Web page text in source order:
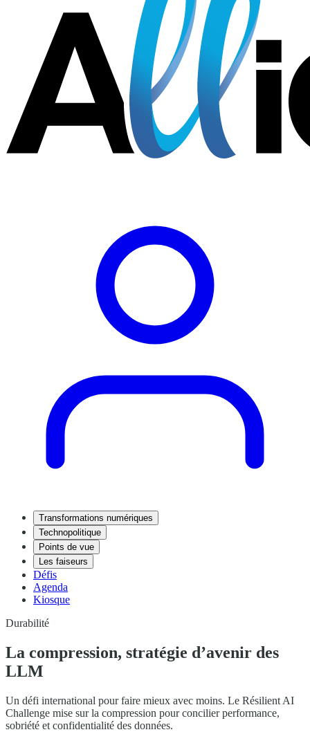
Transformations numériques
Technopolitique
Points de vue
Les faiseurs
Défis
Agenda
Kiosque
Durabilité
La compression, stratégie d’avenir des
LLM
Un défi international pour faire mieux avec moins. Le Résilient AI
Challenge mise sur la compression pour concilier performance,
sobriété et confidentialité des données.